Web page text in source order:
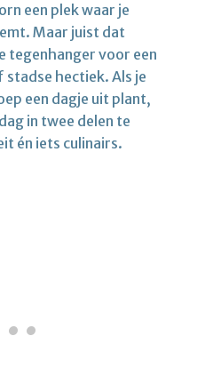
een plek waar je
Maar juist dat
tegenhanger voor een
hectiek. Als je
een dagje uit plant,
in twee delen te
én iets culinairs.